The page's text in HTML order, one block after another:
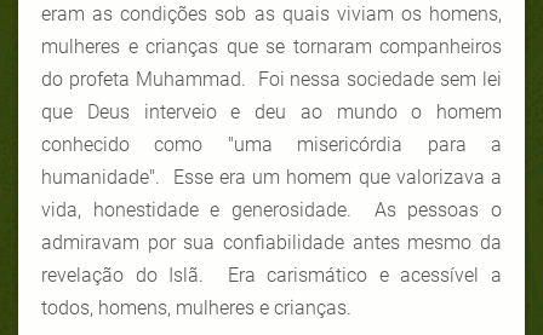
eram as condições sob as quais viviam os homens,
mulheres e crianças que se tornaram companheiros
do profeta Muhammad. Foi nessa sociedade sem lei
que Deus interveio e deu ao mundo o homem
conhecido como "uma misericórdia para a
humanidade". Esse era um homem que valorizava a
vida, honestidade e generosidade. As pessoas o
admiravam por sua confiabilidade antes mesmo da
revelação do Islã. Era carismático e acessível a
todos, homens, mulheres e crianças.